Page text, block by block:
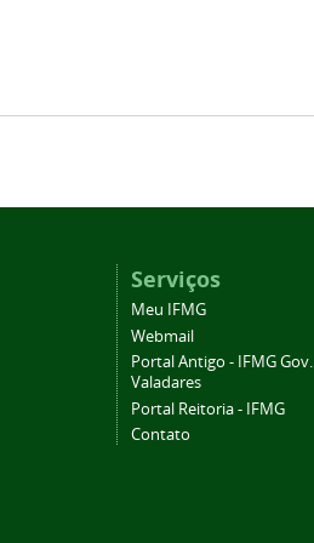
Serviços
Meu IFMG
Webmail
Portal Antigo - IFMG Gov.
Valadares
Portal Reitoria - IFMG
Contato